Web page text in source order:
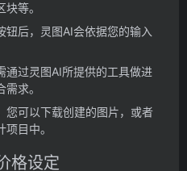
等。
钮后，灵图AI会依据您的输入
通过灵图AI所提供的工具做进
求。
您可以下载创建的图片，或者
目中。
格设定